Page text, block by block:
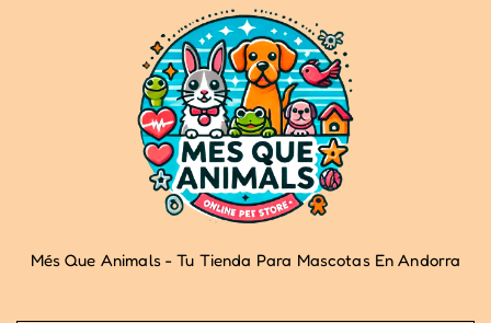
Més Que Animals - Tu Tienda Para Mascotas En Andorra